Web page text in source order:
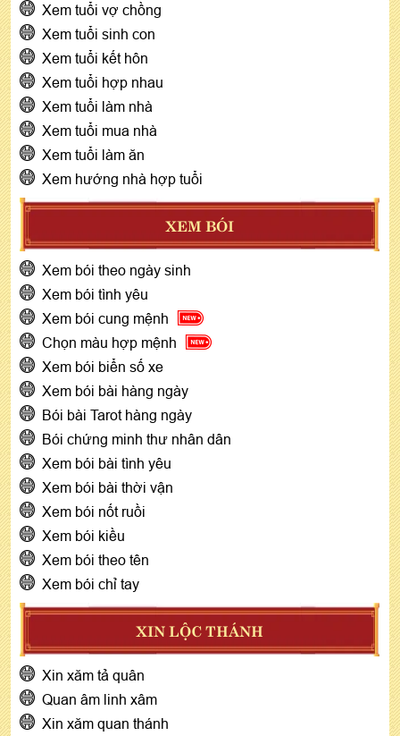
Xem tuổi vợ chồng
Xem tuổi sinh con
Xem tuổi kết hôn
Xem tuổi hợp nhau
Xem tuổi làm nhà
Xem tuổi mua nhà
Xem tuổi làm ăn
Xem hướng nhà hợp tuổi
XEM BÓI
Xem bói theo ngày sinh
Xem bói tình yêu
Xem bói cung mệnh
Chọn màu hợp mệnh
Xem bói biển số xe
Xem bói bài hàng ngày
Bói bài Tarot hàng ngày
Bói chứng minh thư nhân dân
Xem bói bài tình yêu
Xem bói bài thời vận
Xem bói nốt ruồi
Xem bói kiều
Xem bói theo tên
Xem bói chỉ tay
XIN LỘC THÁNH
Xin xăm tả quân
Quan âm linh xâm
Xin xăm quan thánh